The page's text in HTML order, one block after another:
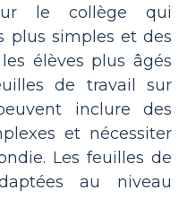
le collège qui
plus simples et des
élèves plus âgés
de travail sur
inclure des
et nécessiter
Les feuilles de
au niveau